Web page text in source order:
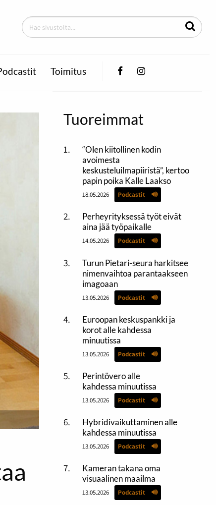
Toimitus FacebookInstagram
Tuoreimmat
“Olen kiitollinen kodin
avoimesta
keskusteluilmapiiristä”, kertoo
papin poika Kalle Laakso
18.05.2026 Podcastit
Perheyrityksessä työt eivät
aina jää työpaikalle
14.05.2026 Podcastit
Turun Pietari-seura harkitsee
nimenvaihtoa parantaakseen
imagoaan
13.05.2026 Podcastit
Euroopan keskuspankki ja
korot alle kahdessa
minuutissa
13.05.2026 Podcastit
Perintövero alle
kahdessa minuutissa
13.05.2026 Podcastit
Hybridivaikuttaminen alle
kahdessa minuutissa
13.05.2026 Podcastit
Kameran takana oma
visuaalinen maailma
13.05.2026 Podcastit